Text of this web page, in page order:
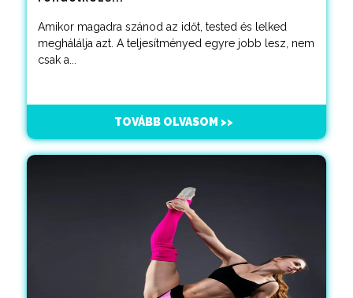
Amikor magadra szánod az időt, tested és lelked
meghálálja azt. A teljesítményed egyre jobb lesz, nem
csak a...
TOVÁBB OLVASOM >>